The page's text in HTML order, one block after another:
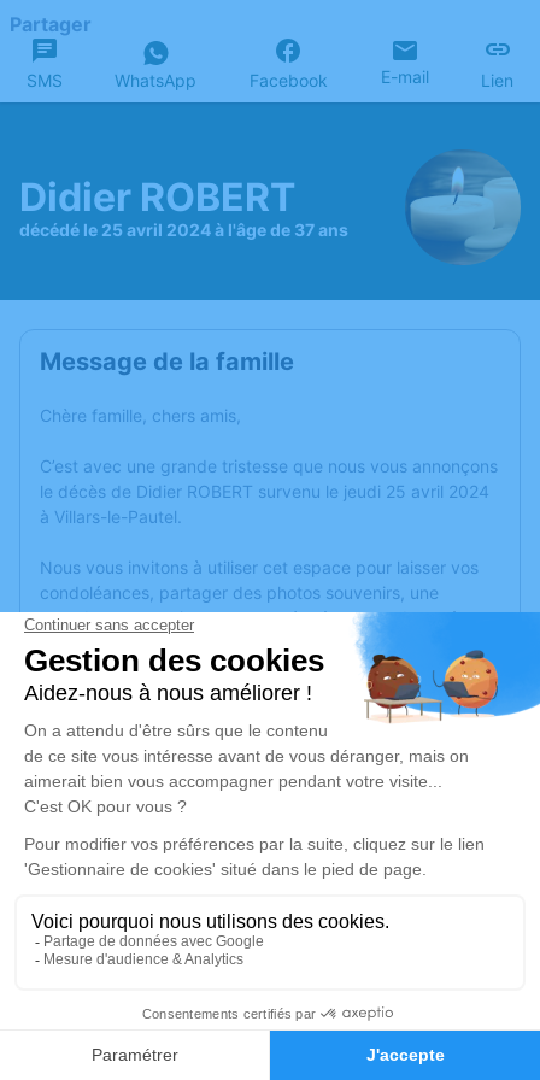
Faire-part Hommages
Partager
SMS WhatsApp Facebook E-mail Lien
Didier ROBERT
décédé le 25 avril 2024 à l'âge de 37 ans
Message de la famille
Chère famille, chers amis,
C’est avec une grande tristesse que nous vous annonçons
le décès de Didier ROBERT survenu le jeudi 25 avril 2024
à Villars-le-Pautel.
Nous vous invitons à utiliser cet espace pour laisser vos
condoléances, partager des photos souvenirs, une
anecdote ou exprimer vos pensées à travers des poèmes
ou des textes. Cet endroit est un lieu d'expression dédié à
honorer la mémoire de Didier ROBERT.
Je rends hommage
Cérémonie civile
lundi 29 avril 2024 à 16h00
Crématorium de Nogent
NOGENT
52800 Nogent
Je rends hommage